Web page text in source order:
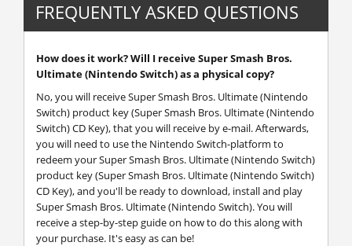
FREQUENTLY ASKED QUESTIONS
How does it work? Will I receive Super Smash Bros.
Ultimate (Nintendo Switch) as a physical copy?
No, you will receive Super Smash Bros. Ultimate (Nintendo
Switch) product key (Super Smash Bros. Ultimate (Nintendo
Switch) CD Key), that you will receive by e-mail. Afterwards,
you will need to use the Nintendo Switch-platform to
redeem your Super Smash Bros. Ultimate (Nintendo Switch)
product key (Super Smash Bros. Ultimate (Nintendo Switch)
CD Key), and you'll be ready to download, install and play
Super Smash Bros. Ultimate (Nintendo Switch). You will
receive a step-by-step guide on how to do this along with
your purchase. It's easy as can be!